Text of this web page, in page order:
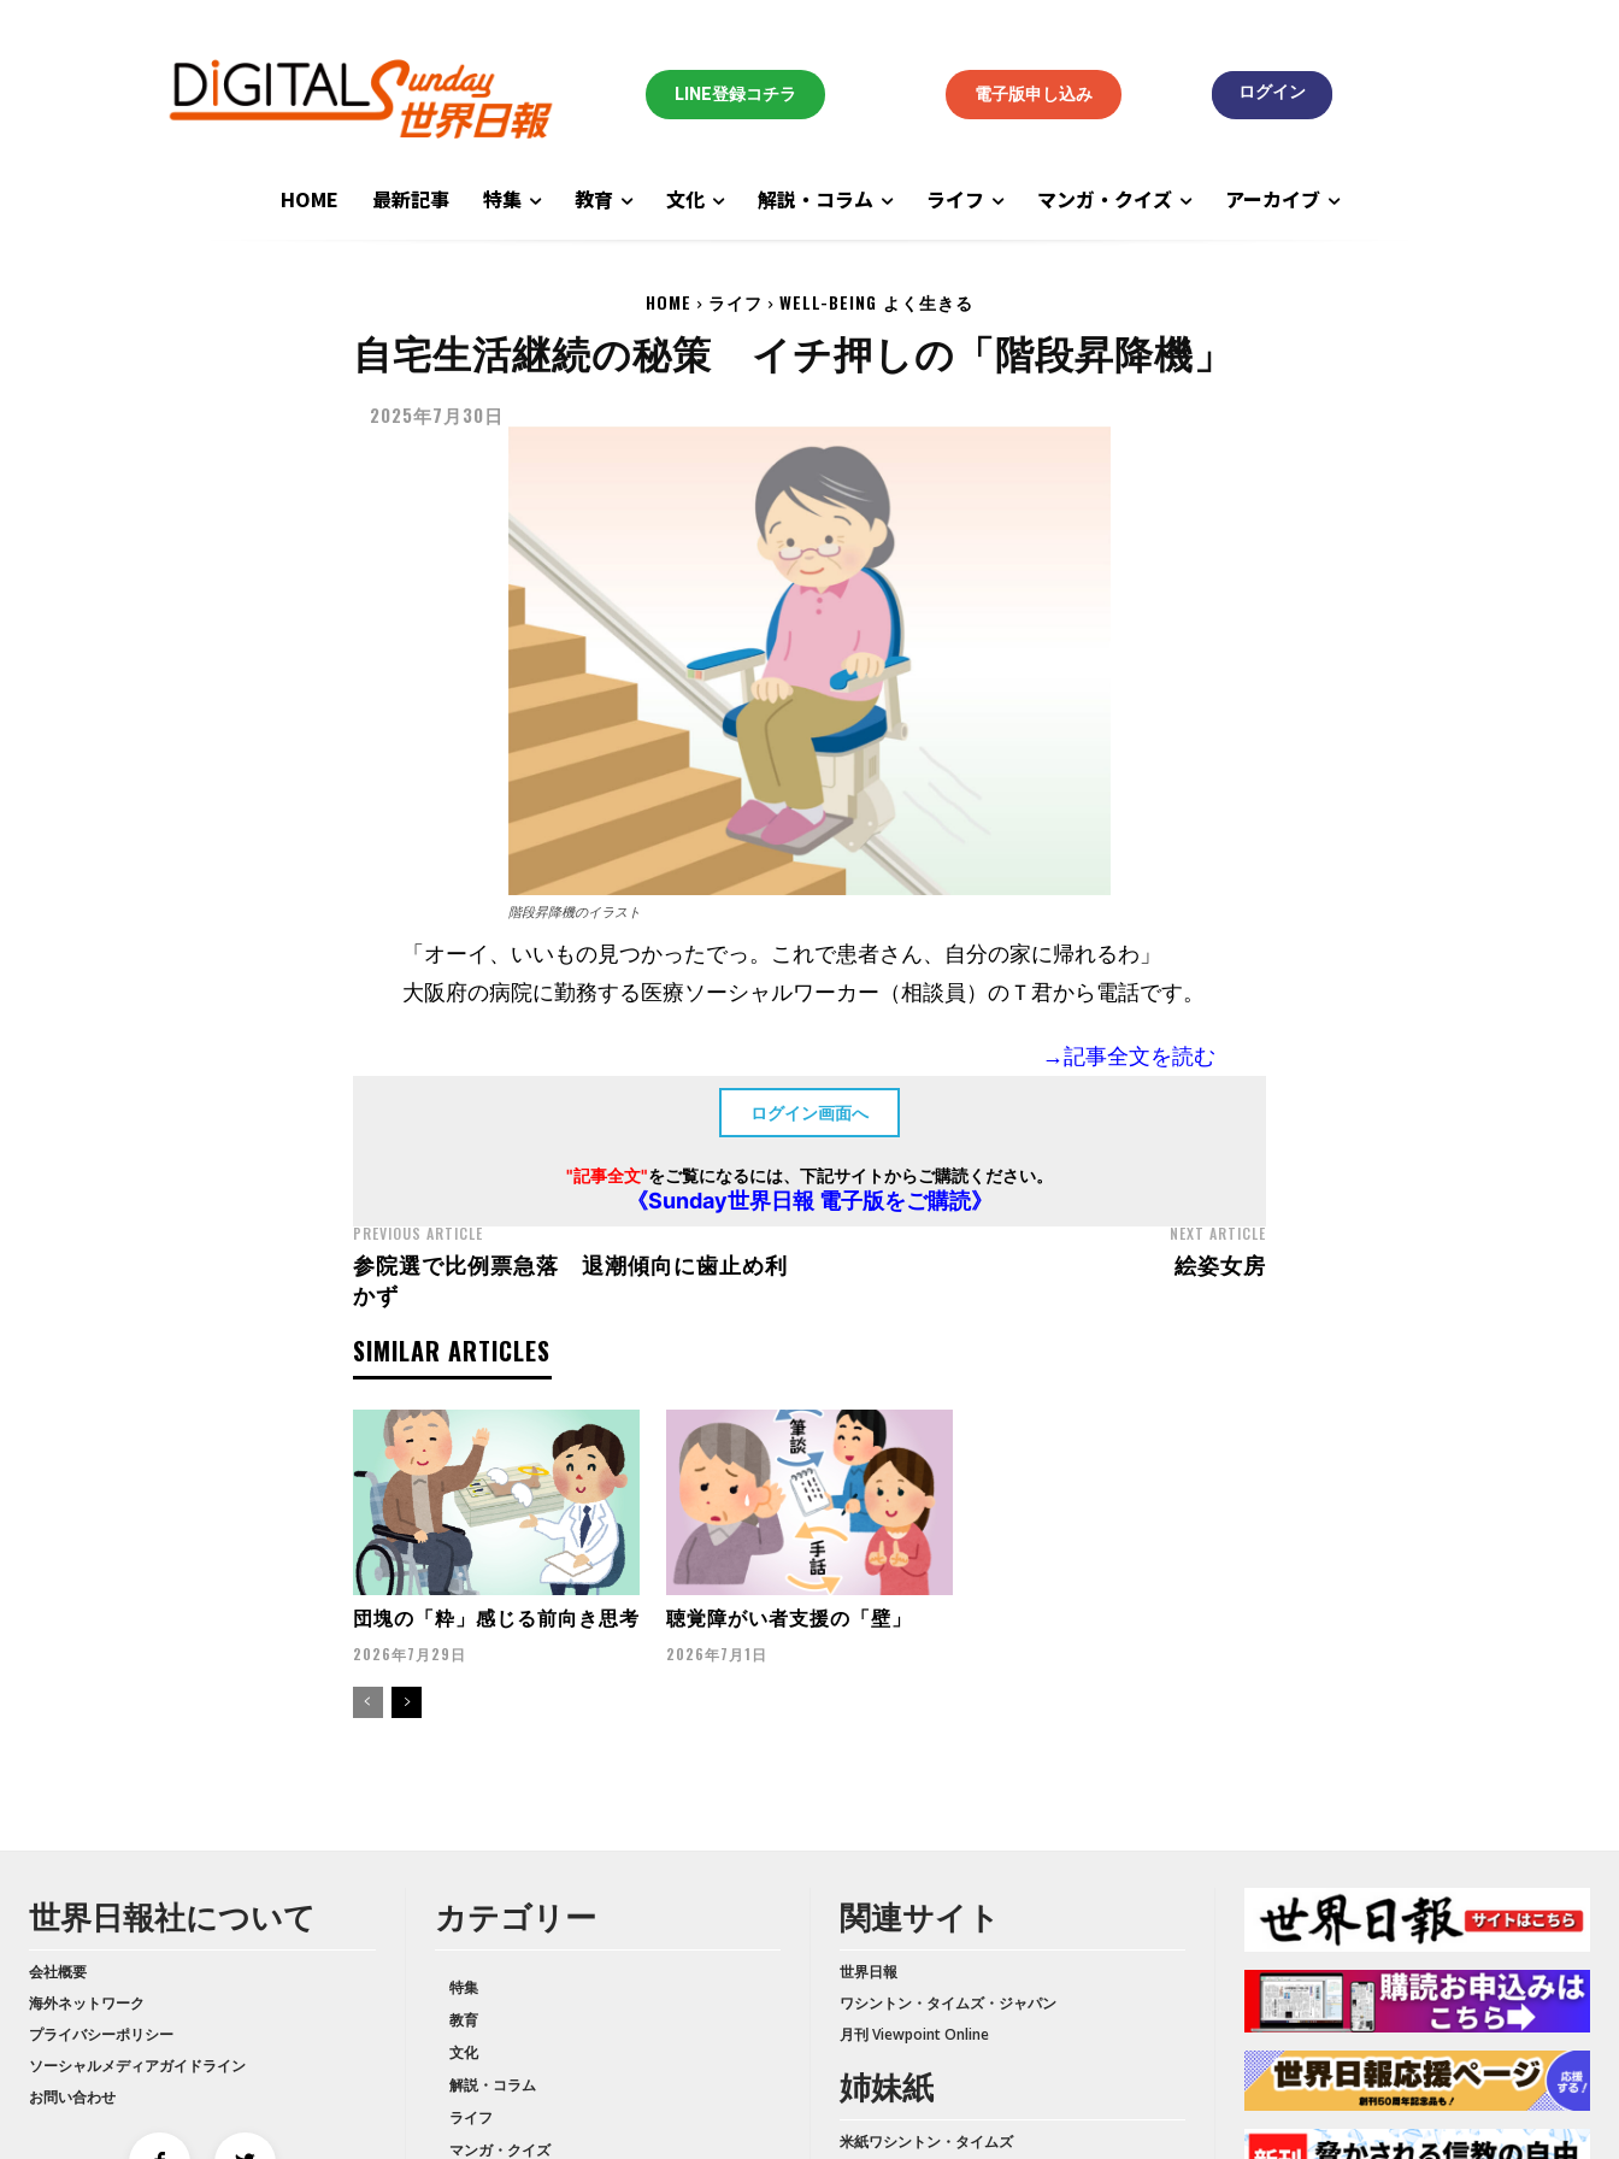
LINE登録コチラ 電子版申し込み
HOME 最新記事 特集 教育 文化 解説・コラム ライフ マンガ・クイズ アーカイブ
HOME ライフ WELL-BEING よく生きる
自宅生活継続の秘策 イチ押しの「階段昇降機」
2025年7月30日
階段昇降機のイラスト
「オーイ、いいもの見つかったでっ。これで患者さん、自分の家に帰れるわ」
大阪府の病院に勤務する医療ソーシャルワーカー（相談員）のＴ君から電話です。
→記事全文を読む
ログイン画面へ
"記事全文"をご覧になるには、下記サイトからご購読ください。
《Sunday世界日報 電子版をご購読》
PREVIOUS ARTICLE
参院選で比例票急落 退潮傾向に歯止め利
かず
NEXT ARTICLE
絵姿女房
SIMILAR ARTICLES
団塊の「粋」感じる前向き思考
2026年7月29日
聴覚障がい者支援の「壁」
2026年7月1日
世界日報社について
会社概要
海外ネットワーク
プライバシーポリシー
ソーシャルメディアガイドライン
お問い合わせ
カテゴリー
特集
教育
文化
解説・コラム
ライフ
マンガ・クイズ
関連サイト
世界日報
ワシントン・タイムズ・ジャパン
月刊 Viewpoint Online
姉妹紙
米紙ワシントン・タイムズ